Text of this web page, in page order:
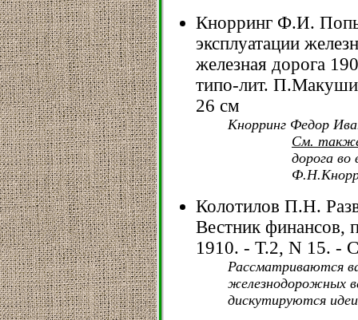
Кнорринг Ф.И.
эксплуатации
железная дорога
типо-лит.
26 см
Кнорринг Федор
См.
дорога
Колотилов П.Н.
Вестник финансов,
1910. - Т.2, N 15. -
Рассматриваются
железнодорожных
дискутируются